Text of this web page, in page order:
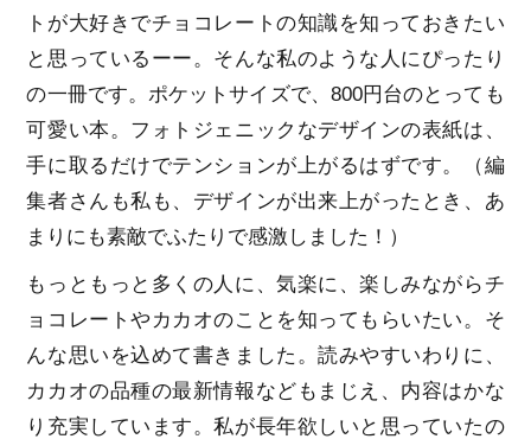
トが大好きでチョコレートの知識を知っておきたい
と思っているーー。そんな私のような人にぴったり
の一冊です。ポケットサイズで、800円台のとっても
可愛い本。フォトジェニックなデザインの表紙は、
手に取るだけでテンションが上がるはずです。（編
集者さんも私も、デザインが出来上がったとき、あ
まりにも素敵でふたりで感激しました！）
もっともっと多くの人に、気楽に、楽しみながらチ
ョコレートやカカオのことを知ってもらいたい。そ
んな思いを込めて書きました。読みやすいわりに、
カカオの品種の最新情報などもまじえ、内容はかな
り充実しています。私が長年欲しいと思っていたの